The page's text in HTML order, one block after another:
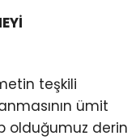
teşkili
ümit
olduğumuz derin